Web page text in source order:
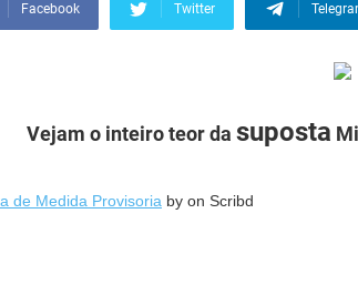
Facebook Twitter
Vejam o inteiro teor da suposta
de Medida Provisoria by on Scribd